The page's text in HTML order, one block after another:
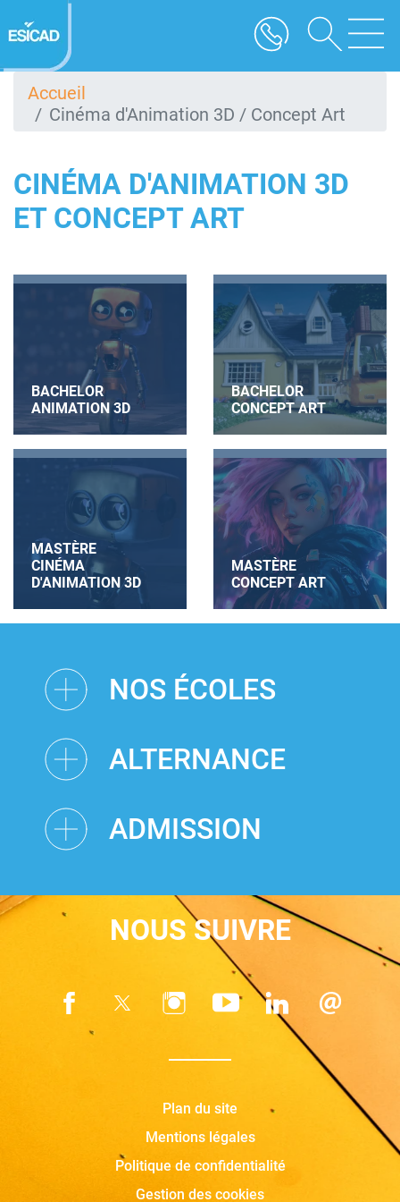
au
contenu
Accueil
Cinéma d'Animation 3D / Concept Art
CINÉMA D'ANIMATION 3D
ET CONCEPT ART
BACHELOR
ANIMATION 3D
BACHELOR
CONCEPT ART
MASTÈRE
CINÉMA
D'ANIMATION 3D
MASTÈRE
CONCEPT ART
NOS ÉCOLES
ALTERNANCE
ADMISSION
NOUS SUIVRE
Plan du site
Mentions légales
Politique de confidentialité
Gestion des cookies